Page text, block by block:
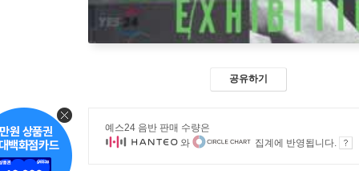
공유하기
예스24 음반 판매 수량은
와
집계에 반영됩니다.